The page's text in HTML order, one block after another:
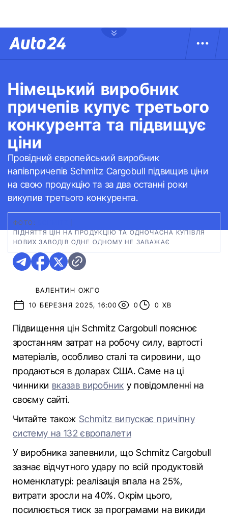
Німецький виробник
причепів купує третього
конкурента та підвищує
ціни
Провідний європейський виробник
напівпричепів Schmitz Cargobull підвищив ціни
на свою продукцію та за два останні роки
викупив третього конкурента.
ФОТО:
ПІДНЯТТЯ ЦІН НА ПРОДУКЦІЮ ТА ОДНОЧАСНА КУПІВЛЯ
НОВИХ ЗАВОДІВ ОДНЕ ОДНОМУ НЕ ЗАВАЖАЄ
ВАЛЕНТИН ОЖГО
10 БЕРЕЗНЯ 2025, 16:00
0 0 ХВ
Підвищення цін Schmitz Cargobull пояснює
зростанням затрат на робочу силу, вартості
матеріалів, особливо сталі та сировини, що
продаються в доларах США. Саме на ці
чинники вказав виробник у повідомленні на
своєму сайті.
Читайте такожSchmitz випускає причіпну
систему на 132 європалети
У виробника запевнили, що Schmitz Cargobull
зазнає відчутного удару по всій продуктовій
номенклатурі: реалізація впала на 25%,
витрати зросли на 40%. Окрім цього,
посилюється тиск за програмами на викиди